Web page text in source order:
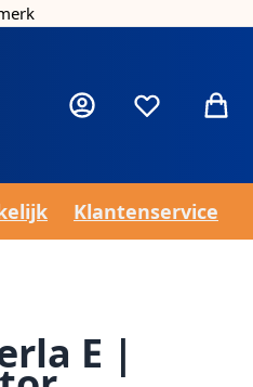
Mijn accountVerlanglijst
Klantenservice
E |